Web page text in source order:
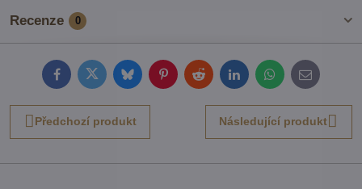
Recenze 0
FacebookTwitterBlueskyPinterestRedditLinkedInWhatsApp
E-
mail
Předchozí produkt Následující produkt